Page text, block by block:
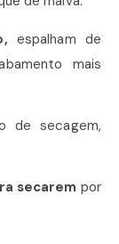
espalham de
mais
de secagem,
secarem por